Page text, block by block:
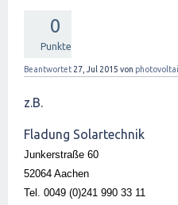
0
Punkte
Beantwortet 27, Jul 2015 von
z.B.
Fladung Solartechnik
Junkerstraße 60
52064 Aachen
Tel. 0049 (0)241 990 33 11